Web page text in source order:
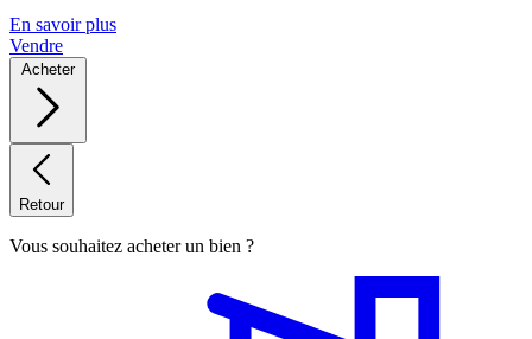
En savoir plus
Vendre
Acheter
Retour
Vous souhaitez acheter un bien ?